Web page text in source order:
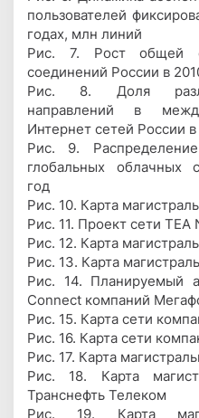
пользователей
годах, млн линий
Рис. 7. Рост общей
соединений России в
Рис. 8. Доля
направлений в
Интернет сетей России в
Рис. 9.
глобальных облачных
год
Рис. 10. Карта
Рис. 11. Проект сети TEA
Рис. 12. Карта
Рис. 13. Карта
Рис. 14. Планируемый
Connect компаний
Рис. 15. Карта сети
Рис. 16. Карта сети
Рис. 17. Карта
Рис. 18. Карта
Транснефть Телеком
Рис. 19. Карта